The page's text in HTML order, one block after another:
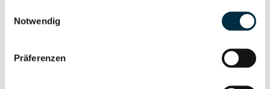
Notwendig
Präferenzen
Vollständiges
Unternehmensprofil